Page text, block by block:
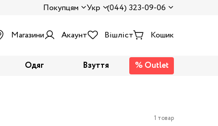
Покупцям Укр (044) 323-09-06
Магазини Акаунт Вішліст Кошик
Одяг Взуття
% Outlet
1 товар